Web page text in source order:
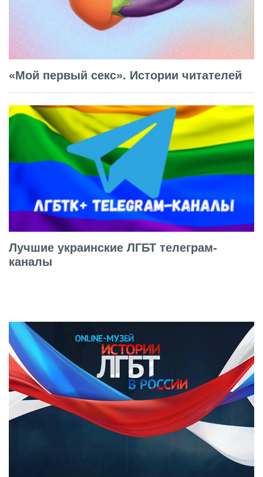
«Мой первый секс». Истории читателей
Лучшие украинские ЛГБТ телеграм-
каналы